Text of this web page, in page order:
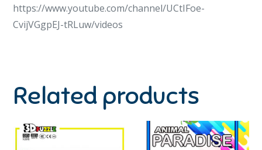
https://www.youtube.com/channel/UCtIFoe-
CvijVGgpEJ-tRLuw/videos
Related products